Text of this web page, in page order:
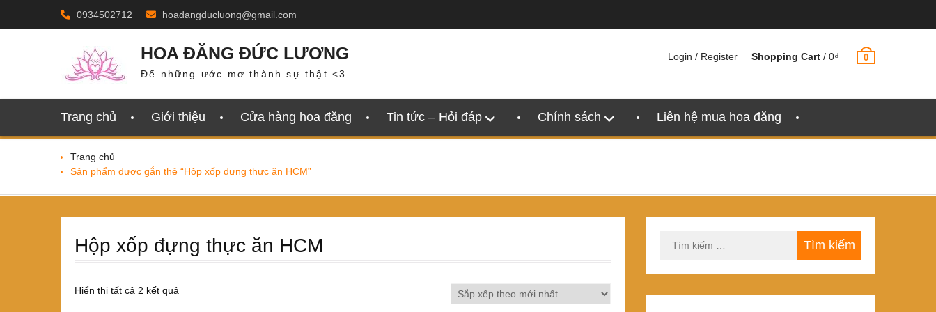
0934502712 hoadangducluong@gmail.com
HOA ĐĂNG ĐỨC LƯƠNG
Để những ước mơ thành sự thật <3
Login / Register Shopping Cart / 0₫ 0
Trang chủ Giới thiệu Cửa hàng hoa đăng Tin tức – Hỏi đáp Chính sách Liên hệ mua hoa đăng
Trang chủ
Sản phẩm được gắn thẻ “Hộp xốp đựng thực ăn HCM”
Hộp xốp đựng thực ăn HCM
Hiển thị tất cả 2 kết quả
kiếm